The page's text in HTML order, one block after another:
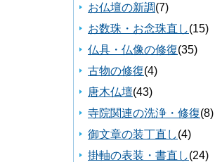
お仏壇の新調(7)
お数珠・お念珠直し(15)
仏具・仏像の修復(35)
古物の修復(4)
唐木仏壇(43)
寺院関連の洗浄・修復(8)
御文章の装丁直し(4)
掛軸の表装・書直し(24)